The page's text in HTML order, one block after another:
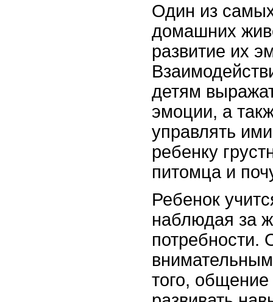
Один из
домашних
развитие их
детям
эмоции, а
управлять
ребенку
питомца и
Ребенок
наблюдая за
потребности.
того,